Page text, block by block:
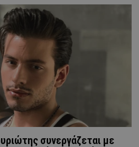
συνεργάζεται με